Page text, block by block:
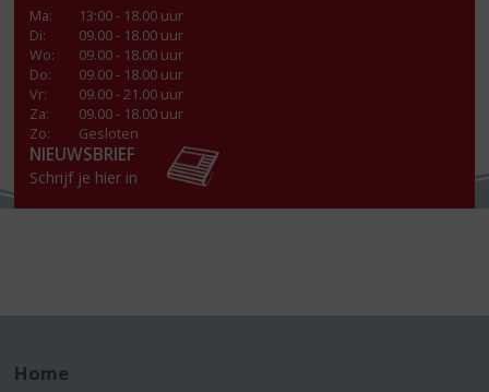
Ma:
13:00 - 18.00 uur
Di:
09.00 - 18.00 uur
Wo:
09.00 - 18.00 uur
Do:
09.00 - 18.00 uur
Vr:
09.00 - 21.00 uur
Za:
09.00 - 18.00 uur
Zo:
Gesloten
NIEUWSBRIEF
Schrijf je hier in
Home